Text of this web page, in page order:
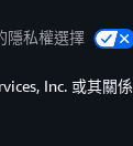
隱私權選擇
Inc. 或其關